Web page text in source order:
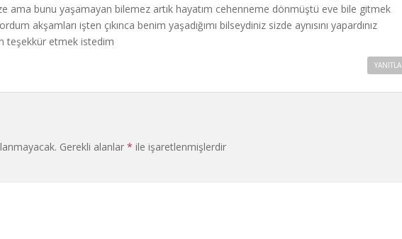
ama bunu yaşamayan bilemez artık hayatım cehenneme dönmüştü eve bile gitmek
akşamları işten çıkınca benim yaşadığımı bilseydiniz sizde aynısını yapardınız
teşekkür etmek istedim
YANITLA
Gerekli alanlar * ile işaretlenmişlerdir